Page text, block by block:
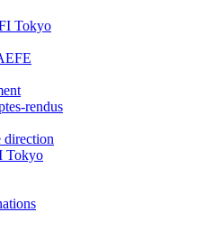
Tokyo
rendus
direction
Tokyo